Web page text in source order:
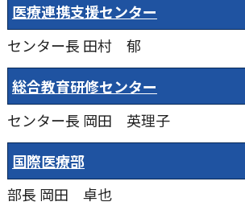
医療連携支援センター
センター長 田村 郁
総合教育研修センター
センター長 岡田 英理子
国際医療部
部長 岡田 卓也